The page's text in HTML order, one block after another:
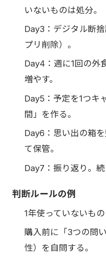
いないものは処分。
Day3：デジタル断
プリ削除）。
Day4：週に1回の外
増やす。
Day5：予定を1つキ
間」を作る。
Day6：思い出の箱
て保管。
Day7：振り返り。
判断ルールの例
1年使っていないもの
購入前に「3つの問
性）を自問する。